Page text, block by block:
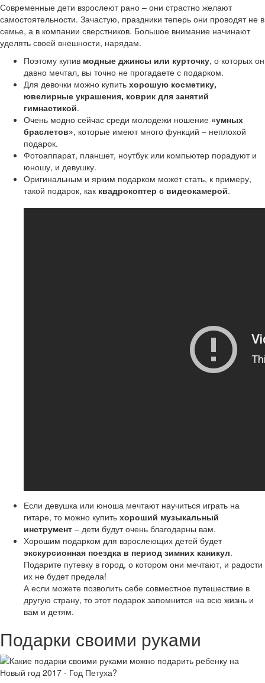
Современные дети взрослеют рано – они страстно желают
самостоятельности. Зачастую, праздники теперь они проводят не в
семье, а в компании сверстников. Большое внимание начинают
уделять своей внешности, нарядам.
Поэтому купив модные джинсы или курточку, о которых он
давно мечтал, вы точно не прогадаете с подарком.
Для девочки можно купить хорошую косметику,
ювелирные украшения, коврик для занятий
гимнастикой.
Очень модно сейчас среди молодежи ношение «умных
браслетов», которые имеют много функций – неплохой
подарок.
Фотоаппарат, планшет, ноутбук или компьютер порадуют и
юношу, и девушку.
Оригинальным и ярким подарком может стать, к примеру,
такой подарок, как квадрокоптер с видеокамерой.
Если девушка или юноша мечтают научиться играть на
гитаре, то можно купить хороший музыкальный
инструмент – дети будут очень благодарны вам.
Хорошим подарком для взрослеющих детей будет
экскурсионная поездка в период зимних каникул.
Подарите путевку в город, о котором они мечтают, и радости
их не будет предела!
А если можете позволить себе совместное путешествие в
другую страну, то этот подарок запомнится на всю жизнь и
вам и детям.
Подарки своими руками